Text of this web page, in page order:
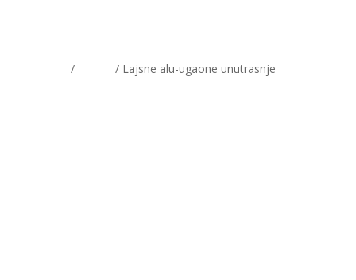
/ / Lajsne alu-ugaone unutrasnje